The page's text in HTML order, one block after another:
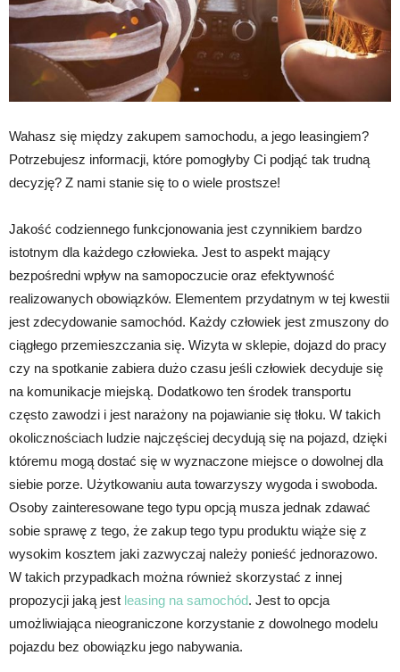
Wahasz się między zakupem samochodu, a jego leasingiem?
Potrzebujesz informacji, które pomogłyby Ci podjąć tak trudną
decyzję? Z nami stanie się to o wiele prostsze!
Jakość codziennego funkcjonowania jest czynnikiem bardzo
istotnym dla każdego człowieka. Jest to aspekt mający
bezpośredni wpływ na samopoczucie oraz efektywność
realizowanych obowiązków. Elementem przydatnym w tej kwestii
jest zdecydowanie samochód. Każdy człowiek jest zmuszony do
ciągłego przemieszczania się. Wizyta w sklepie, dojazd do pracy
czy na spotkanie zabiera dużo czasu jeśli człowiek decyduje się
na komunikacje miejską. Dodatkowo ten środek transportu
często zawodzi i jest narażony na pojawianie się tłoku. W takich
okolicznościach ludzie najczęściej decydują się na pojazd, dzięki
któremu mogą dostać się w wyznaczone miejsce o dowolnej dla
siebie porze. Użytkowaniu auta towarzyszy wygoda i swoboda.
Osoby zainteresowane tego typu opcją musza jednak zdawać
sobie sprawę z tego, że zakup tego typu produktu wiąże się z
wysokim kosztem jaki zazwyczaj należy ponieść jednorazowo.
W takich przypadkach można również skorzystać z innej
propozycji jaką jest leasing na samochód. Jest to opcja
umożliwiająca nieograniczone korzystanie z dowolnego modelu
pojazdu bez obowiązku jego nabywania.